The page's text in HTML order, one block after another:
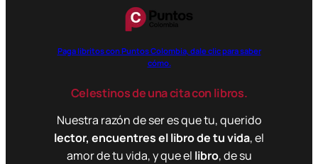
Paga libritos con Puntos Colombia, dale clic para saber
cómo.
Celestinos de una cita con libros.
Nuestra razón de ser es que tu, querido
lector, encuentres el libro de tu vida, el
amor de tu vida, y que el libro, de su